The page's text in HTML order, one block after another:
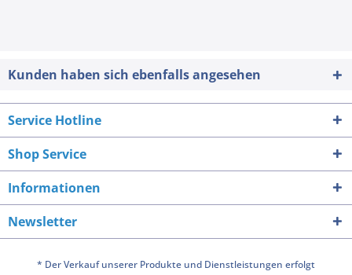
Kunden haben sich ebenfalls angesehen
Service Hotline
Shop Service
Informationen
Newsletter
* Der Verkauf unserer Produkte und Dienstleistungen erfolgt